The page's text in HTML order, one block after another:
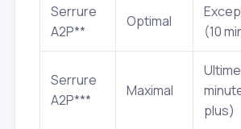
Serrure
A2P**
Optimal
(10
Serrure
A2P***
Maximal
plus)